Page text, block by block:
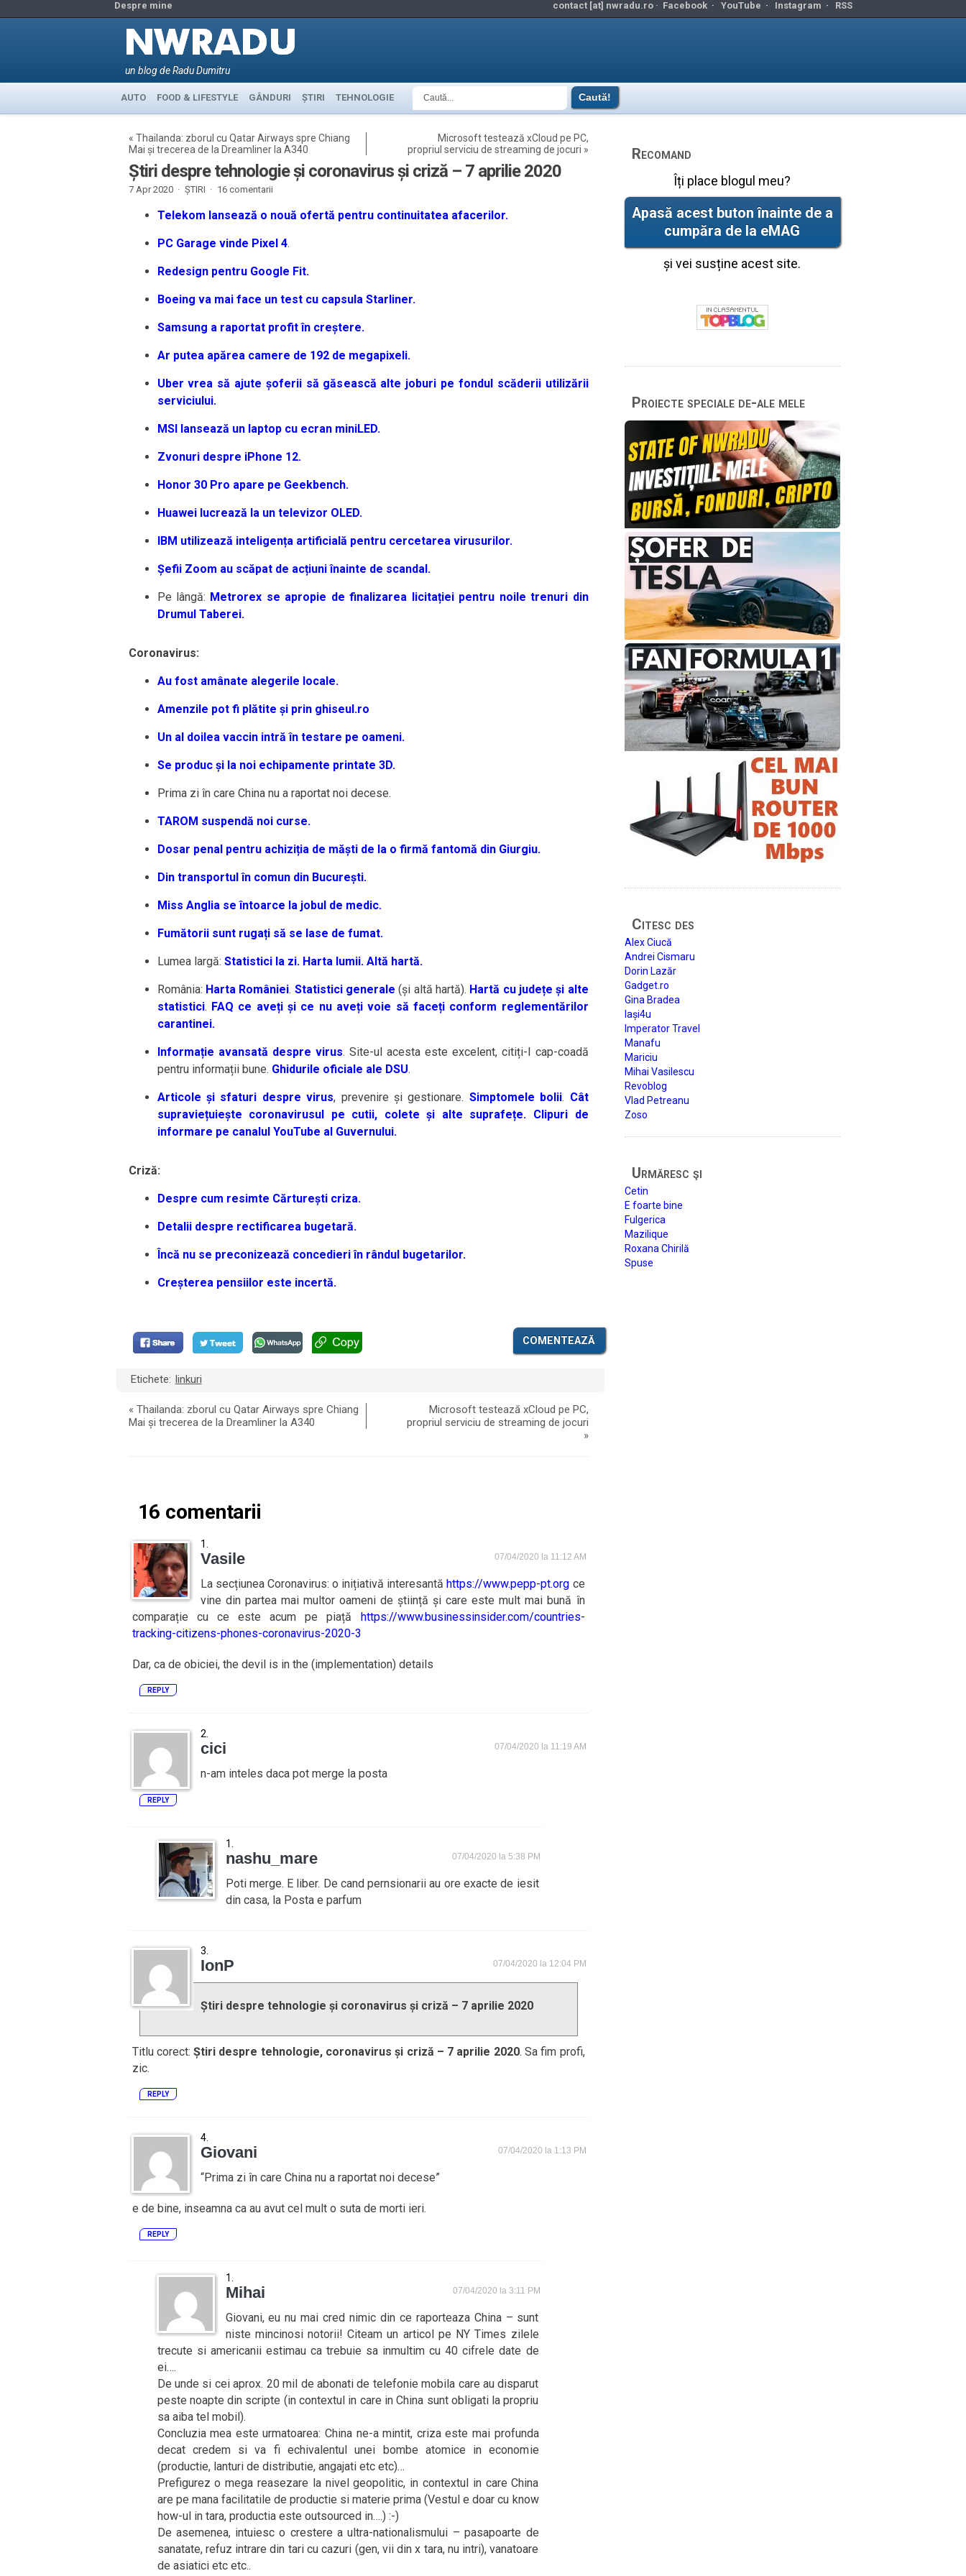
Despre mine contact [at] nwradu.ro · Facebook· YouTube · Instagram · RSS
un blog de Radu Dumitru
AUTO FOOD & LIFESTYLE GÂNDURI ȘTIRI TEHNOLOGIE
« Thailanda: zborul cu Qatar Airways spre Chiang
Mai și trecerea de la Dreamliner la A340
Microsoft testează xCloud pe PC,
propriul serviciu de streaming de jocuri »
Știri despre tehnologie și coronavirus și criză – 7 aprilie 2020
7 Apr 2020 · ȘTIRI · 16 comentarii
Telekom lansează o nouă ofertă pentru continuitatea afacerilor.
PC Garage vinde Pixel 4.
Redesign pentru Google Fit.
Boeing va mai face un test cu capsula Starliner.
Samsung a raportat profit în creștere.
Ar putea apărea camere de 192 de megapixeli.
Uber vrea să ajute șoferii să găsească alte joburi pe fondul scăderii utilizării
serviciului.
MSI lansează un laptop cu ecran miniLED.
Zvonuri despre iPhone 12.
Honor 30 Pro apare pe Geekbench.
Huawei lucrează la un televizor OLED.
IBM utilizează inteligența artificială pentru cercetarea virusurilor.
Șefii Zoom au scăpat de acțiuni înainte de scandal.
Pe lângă: Metrorex se apropie de finalizarea licitației pentru noile trenuri din
Drumul Taberei.
Coronavirus:
Au fost amânate alegerile locale.
Amenzile pot fi plătite și prin ghiseul.ro
Un al doilea vaccin intră în testare pe oameni.
Se produc și la noi echipamente printate 3D.
Prima zi în care China nu a raportat noi decese.
TAROM suspendă noi curse.
Dosar penal pentru achiziția de măști de la o firmă fantomă din Giurgiu.
Din transportul în comun din București.
Miss Anglia se întoarce la jobul de medic.
Fumătorii sunt rugați să se lase de fumat.
Lumea largă: Statistici la zi. Harta lumii. Altă hartă.
România: Harta României. Statistici generale (și altă hartă). Hartă cu județe și alte
statistici. FAQ ce aveți și ce nu aveți voie să faceți conform reglementărilor
carantinei.
Informație avansată despre virus. Site-ul acesta este excelent, citiți-l cap-coadă
pentru informații bune. Ghidurile oficiale ale DSU.
Articole și sfaturi despre virus, prevenire și gestionare. Simptomele bolii. Cât
supraviețuiește coronavirusul pe cutii, colete și alte suprafețe. Clipuri de
informare pe canalul YouTube al Guvernului.
Criză:
Despre cum resimte Cărturești criza.
Detalii despre rectificarea bugetară.
Încă nu se preconizează concedieri în rândul bugetarilor.
Creșterea pensiilor este incertă.
COMENTEAZĂ
Etichete: linkuri
« Thailanda: zborul cu Qatar Airways spre Chiang
Mai și trecerea de la Dreamliner la A340
Microsoft testează xCloud pe PC,
propriul serviciu de streaming de jocuri
»
16 comentarii
Vasile 07/04/2020 la 11:12 AM
La secțiunea Coronavirus: o inițiativă interesantăhttps://www.pepp-pt.org ce
vine din partea mai multor oameni de știință și care este mult mai bună în
comparație cu ce este acum pe piață https://www.businessinsider.com/countries-
tracking-citizens-phones-coronavirus-2020-3
Dar, ca de obiciei, the devil is in the (implementation) details
REPLY
cici 07/04/2020 la 11:19 AM
n-am inteles daca pot merge la posta
REPLY
nashu_mare 07/04/2020 la 5:38 PM
Poti merge. E liber. De cand pernsionarii au ore exacte de iesit
din casa, la Posta e parfum
IonP 07/04/2020 la 12:04 PM
Știri despre tehnologie și coronavirus și criză – 7 aprilie 2020
Titlu corect:Știri despre tehnologie, coronavirus și criză – 7 aprilie 2020. Sa fim profi,
zic.
REPLY
Giovani 07/04/2020 la 1:13 PM
“Prima zi în care China nu a raportat noi decese”
e de bine, inseamna ca au avut cel mult o suta de morti ieri.
REPLY
Mihai 07/04/2020 la 3:11 PM
Giovani, eu nu mai cred nimic din ce raporteaza China – sunt
niste mincinosi notorii! Citeam un articol pe NY Times zilele
trecute si americanii estimau ca trebuie sa inmultim cu 40 cifrele date de
ei….
De unde si cei aprox. 20 mil de abonati de telefonie mobila care au disparut
peste noapte din scripte (in contextul in care in China sunt obligati la propriu
sa aiba tel mobil).
Concluzia mea este urmatoarea: China ne-a mintit, criza este mai profunda
decat credem si va fi echivalentul unei bombe atomice in economie
(productie, lanturi de distributie, angajati etc etc)…
Prefigurez o mega reasezare la nivel geopolitic, in contextul in care China
are pe mana facilitatile de productie si materie prima (Vestul e doar cu know
how-ul in tara, productia este outsourced in….) :-)
De asemenea, intuiesc o crestere a ultra-nationalismului – pasapoarte de
sanatate, refuz intrare din tari cu cazuri (gen, vii din x tara, nu intri), vanatoare
de asiatici etc etc..
Recomand
Îți place blogul meu?
Apasă acest buton înainte de a
cumpăra de la eMAG
și vei susține acest site.
Proiecte speciale de-ale mele
Citesc des
Alex Ciucă
Andrei Cismaru
Dorin Lazăr
Gadget.ro
Gina Bradea
Iași4u
Imperator Travel
Manafu
Mariciu
Mihai Vasilescu
Revoblog
Vlad Petreanu
Zoso
Urmăresc şi
Cetin
E foarte bine
Fulgerica
Mazilique
Roxana Chirilă
Spuse